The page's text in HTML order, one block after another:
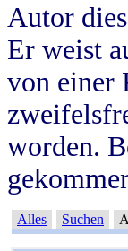
Autor
Er weist
von einer
worden.
Alles Suchen